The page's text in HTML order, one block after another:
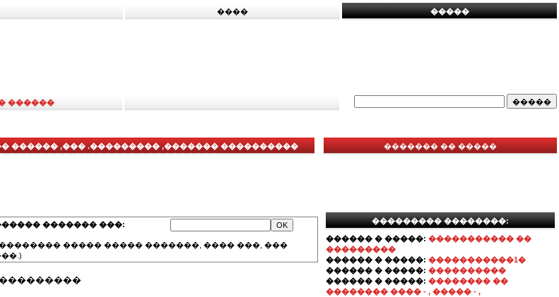
���� �����
������
������ ,��� .��������� ,������� ����������
�������� ,�������� �� ��������
������� ���:
����� ����� �������, ���� ���, ���
������� �� �����
��������� ��������:
������ � �����: ����������� ��
���������
������ � �����: �����������1�
������ � �����: ����������
������ � �����: �������� ��
�������� ���� - , ����� - ,